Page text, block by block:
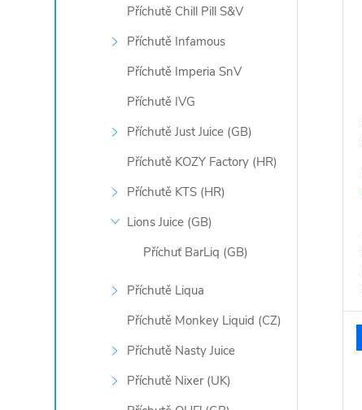
Příchutě Chill Pill S&V
Příchutě Infamous
Příchutě Imperia SnV
Příchutě IVG
Příchutě Just Juice (GB)
Příchutě KOZY Factory (HR)
Příchutě KTS (HR)
Lions Juice (GB)
Příchuť BarLiq (GB)
Příchutě Liqua
Příchutě Monkey Liquid (CZ)
Příchutě Nasty Juice
Příchutě Nixer (UK)